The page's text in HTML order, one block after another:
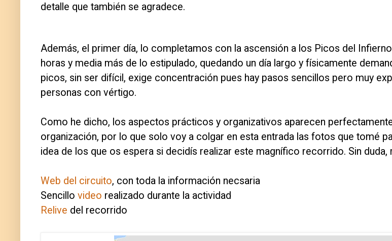
detalle que también se agradece.
Además, el primer día, lo completamos con la ascensión a los Picos del
horas y media más de lo estipulado, quedando un día largo y físicamente
picos, sin ser difícil, exige concentración pues hay pasos sencillos pero muy
personas con vértigo.
Como he dicho, los aspectos prácticos y organizativos aparecen
organización, por lo que solo voy a colgar en esta entrada las fotos que tomé
idea de los que os espera si decidís realizar este magnífico recorrido. Sin duda,
Web del circuito, con toda la información necsaria
Sencillo video realizado durante la actividad
Relive del recorrido